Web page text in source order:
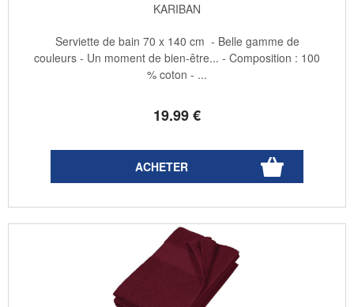
KARIBAN
19.99€
Serviette de bain 70 x 140 cm - Belle gamme de
couleurs - Un moment de bien-être... - Composition : 100
% coton - ...